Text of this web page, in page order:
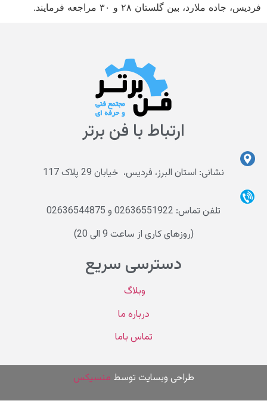
فردیس، جاده ملارد، بین گلستان ۲۸ و ۳۰ مراجعه فرمایند.
ارتباط با فن برتر
نشانی: استان البرز، فردیس، خیابان 29 پلاک 117
تلفن تماس: 02636551922 و 02636544875
(روزهای کاری از ساعت 9 الی 20)
دسترسی سریع
وبلاگ
درباره ما
تماس باما
طراحی وبسایت توسط منسیکس